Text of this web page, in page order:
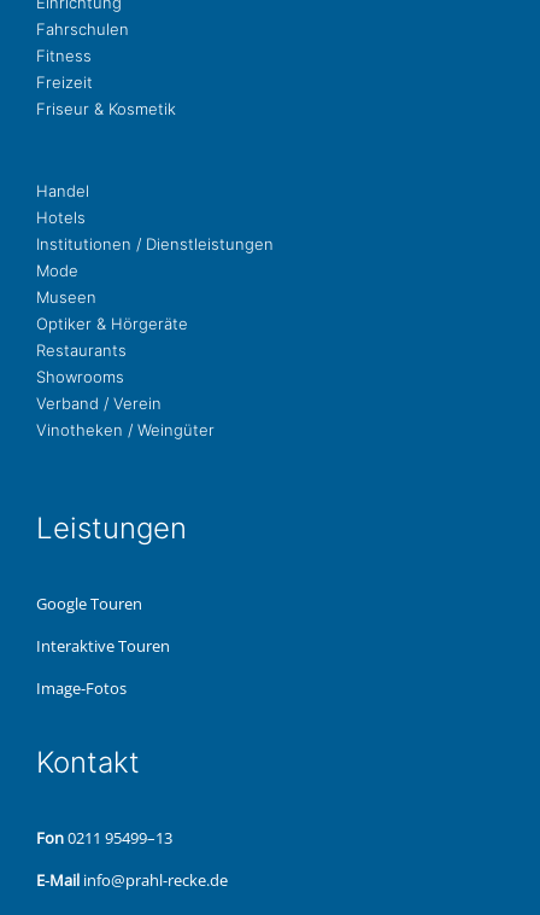
Fahr­schu­len
Fit­ness
Freizeit
Fri­seur & Kosmetik
Handel
Hotels
Insti­tu­tio­nen / Dienstleistungen
Mode
Museen
Opti­ker & Hörgeräte
Restau­rants
Show­rooms
Ver­band / Verein
Vino­the­ken / Weingüter
Leis­tun­gen
Google Touren
Inter­ak­ti­ve Touren
Image-Fotos
Kon­takt
Fon0211 95499–13
E‑Mail info@prahl-recke.de